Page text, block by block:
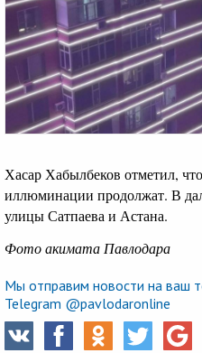
Хасар Хабылбеков отметил,
иллюминации продолжат. В
улицы Сатпаева и Астана.
Фото акимата Павлодара
Мы отправим новости на ваш
Telegram @pavlodaronline